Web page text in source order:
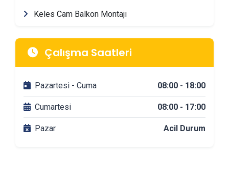
Keles Cam Balkon Montajı
Keles Banyo Tadilatı
Keles DuşaKabin Montajı
Çalışma Saatleri
Pazartesi - Cuma 08:00 - 18:00
Cumartesi 08:00 - 17:00
Pazar Acil Durum